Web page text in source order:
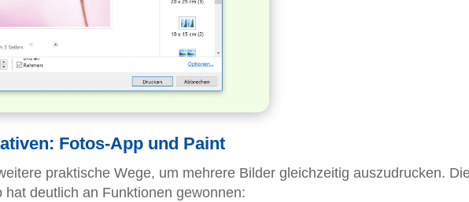
Fotos-App und Paint
praktische Wege, um mehrere Bilder gleichzeitig auszudrucken.
hat deutlich an Funktionen gewonnen: